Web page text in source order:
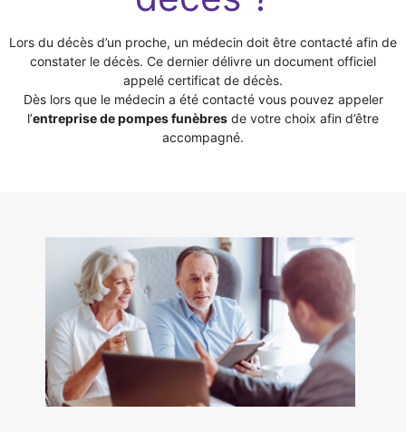
Lors du décès d’un proche, un médecin doit être contacté afin de
constater le décès. Ce dernier délivre un document officiel
appelé certificat de décès.
Dès lors que le médecin a été contacté vous pouvez appeler
l’entreprise de pompes funèbres de votre choix afin d’être
accompagné.